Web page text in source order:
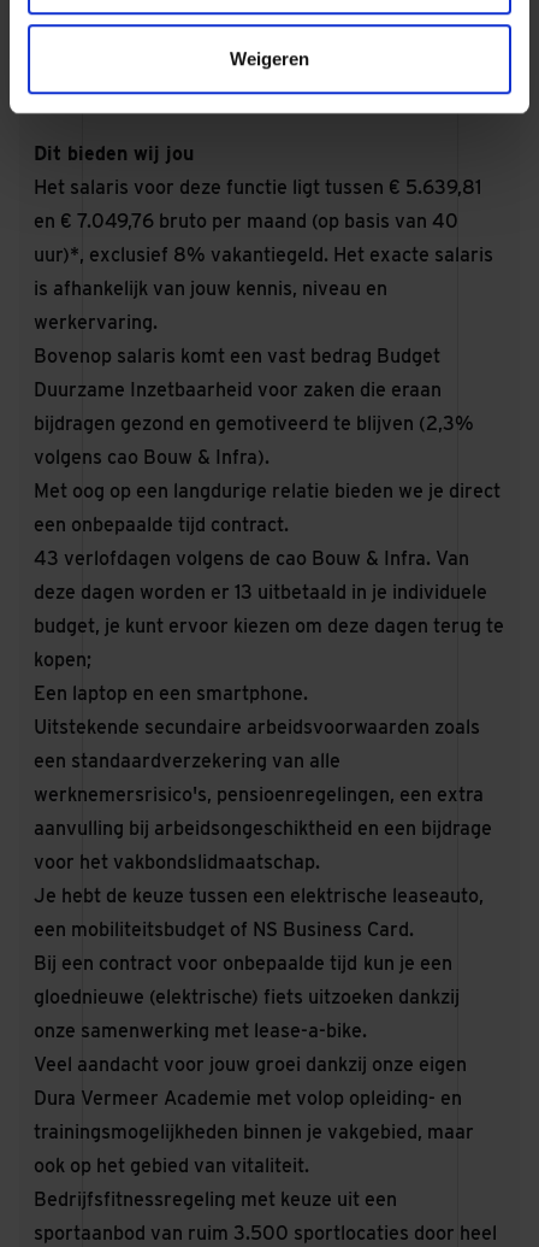
Weigeren
contractmanagement.
Klantgericht, innovatief en proactief in
procesoptimalisatie.
Dit bieden wij jou
Het salaris voor deze functie ligt tussen € 5.639,81
en € 7.049,76 bruto per maand (op basis van 40
uur)*, exclusief 8% vakantiegeld. Het exacte salaris
is afhankelijk van jouw kennis, niveau en
werkervaring.
Bovenop salaris komt een vast bedrag Budget
Duurzame Inzetbaarheid voor zaken die eraan
bijdragen gezond en gemotiveerd te blijven (2,3%
volgens cao Bouw & Infra).
Met oog op een langdurige relatie bieden we je direct
een onbepaalde tijd contract.
43 verlofdagen volgens de cao Bouw & Infra. Van
deze dagen worden er 13 uitbetaald in je individuele
budget, je kunt ervoor kiezen om deze dagen terug te
kopen;
Een laptop en een smartphone.
Uitstekende secundaire arbeidsvoorwaarden zoals
een standaardverzekering van alle
werknemersrisico's, pensioenregelingen, een extra
aanvulling bij arbeidsongeschiktheid en een bijdrage
voor het vakbondslidmaatschap.
Je hebt de keuze tussen een elektrische leaseauto,
een mobiliteitsbudget of NS Business Card.
Bij een contract voor onbepaalde tijd kun je een
gloednieuwe (elektrische) fiets uitzoeken dankzij
onze samenwerking met lease-a-bike.
Veel aandacht voor jouw groei dankzij onze eigen
Dura Vermeer Academie met volop opleiding- en
trainingsmogelijkheden binnen je vakgebied, maar
ook op het gebied van vitaliteit.
Bedrijfsfitnessregeling met keuze uit een
sportaanbod van ruim 3.500 sportlocaties door heel